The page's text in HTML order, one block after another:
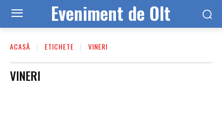
Eveniment de Olt
ACASĂ ETICHETE VINERI
VINERI